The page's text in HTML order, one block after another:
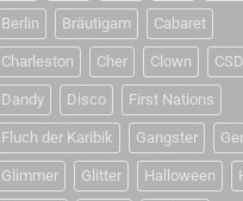
Berlin Bräutigam Cabaret
Charleston Cher Clown CSD
Dandy Disco First Nations
Fluch der Karibik Gangster
Glimmer Glitter Halloween